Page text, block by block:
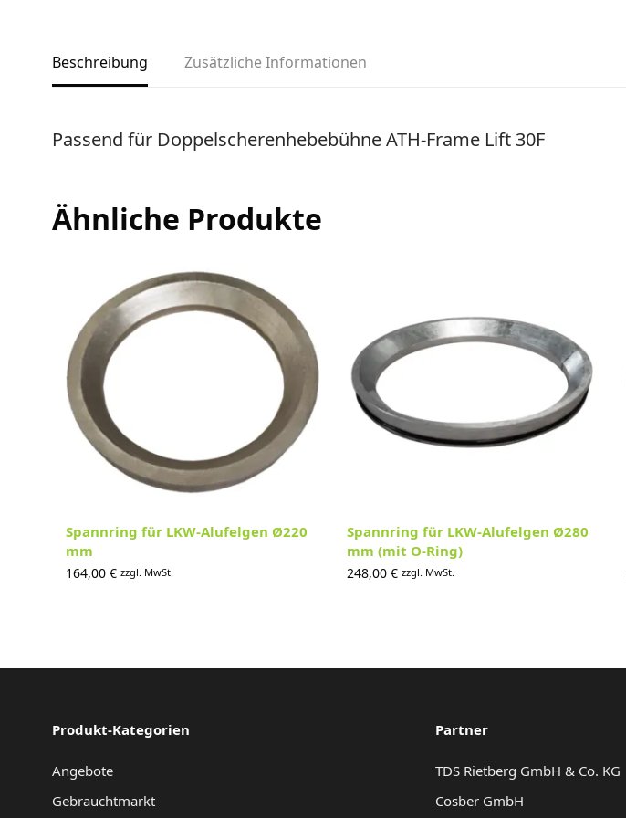
Beschreibung Zusätzliche Informationen
Passend für Doppelscherenhebebühne ATH-Frame Lift 30F
Ähnliche Produkte
Spannring für LKW-Alufelgen Ø220
mm
164,00 € zzgl. MwSt.
Spannring für LKW-Alufelgen Ø280
mm (mit O-Ring)
248,00 € zzgl. MwSt.
Produkt-Kategorien
Angebote
Gebrauchtmarkt
Partner
TDS Rietberg GmbH & Co. KG
Cosber GmbH